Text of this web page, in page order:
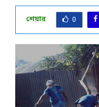
শেয়ার 0